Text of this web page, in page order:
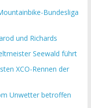
Bundesliga
und Richards
Seewald führt
XCO-Rennen der
Unwetter betroffen